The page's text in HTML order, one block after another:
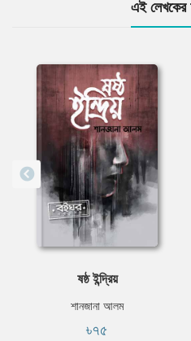
এই
ষষ্ঠ ইন্দ্রিয়
শানজানা আলম
৳৭৫